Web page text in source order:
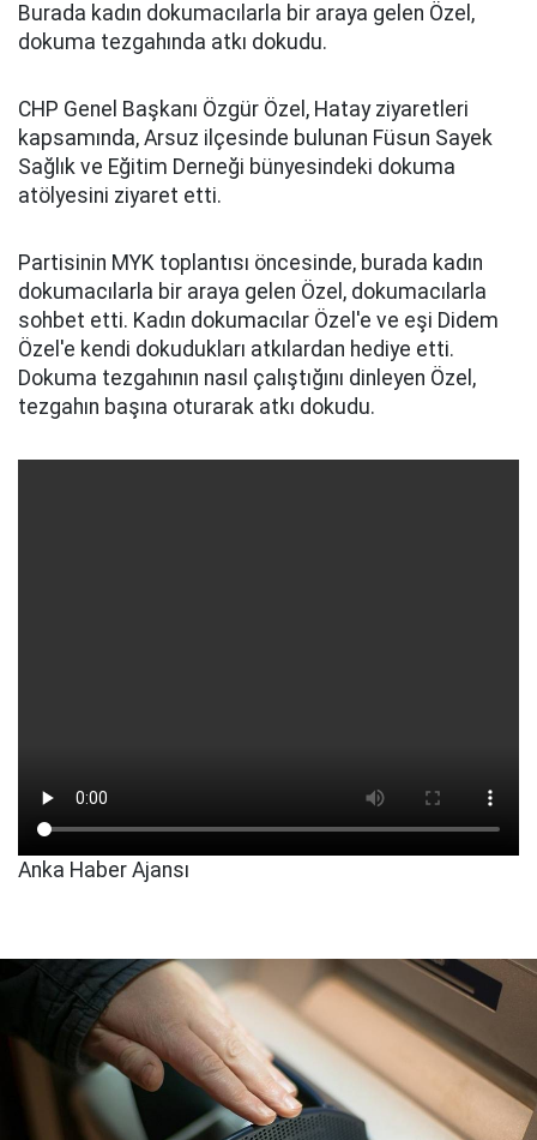
Burada kadın dokumacılarla bir araya gelen Özel,
dokuma tezgahında atkı dokudu.
CHP Genel Başkanı Özgür Özel, Hatay ziyaretleri
kapsamında, Arsuz ilçesinde bulunan Füsun Sayek
Sağlık ve Eğitim Derneği bünyesindeki dokuma
atölyesini ziyaret etti.
Partisinin MYK toplantısı öncesinde, burada kadın
dokumacılarla bir araya gelen Özel, dokumacılarla
sohbet etti. Kadın dokumacılar Özel'e ve eşi Didem
Özel'e kendi dokudukları atkılardan hediye etti.
Dokuma tezgahının nasıl çalıştığını dinleyen Özel,
tezgahın başına oturarak atkı dokudu.
Anka Haber Ajansı